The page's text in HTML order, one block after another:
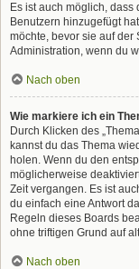
Es ist auch möglich,
Benutzern hinzugefügt
möchte, bevor sie auf der
Administration, wenn du
Nach oben
Wie markiere ich ein
Durch Klicken des
kannst du das Thema
holen. Wenn du den
möglicherweise
Zeit vergangen. Es ist
du einfach eine Antwort
Regeln dieses Boards
ohne triftigen Grund auf
Nach oben